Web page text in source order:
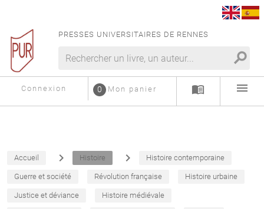
PRESSES UNIVERSITAIRES DE RENNES
search
Connexion Mon panier
0 menu_book menu
Accueil navigate_next Histoire navigate_next Histoire contemporaine
Guerre et société Révolution française Histoire urbaine
Justice et déviance Histoire médiévale